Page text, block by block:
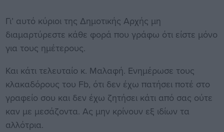
Γι’ αυτό κύριοι της Δημοτικής Αρχής μη
διαμαρτύρεστε κάθε φορά που γράφω ότι είστε μόνο
για τους ημέτερους.
Και κάτι τελευταίο κ. Μαλαφή. Ενημέρωσε τους
κλακαδόρους του Fb, ότι δεν έχω πατήσει ποτέ στο
γραφείο σου και δεν έχω ζητήσει κάτι από σας ούτε
καν με μεσάζοντα. Ας μην κρίνουν εξ ιδίων τα
αλλότρια.